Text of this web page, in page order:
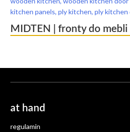
MIDTEN | fronty do
at hand
regulamin